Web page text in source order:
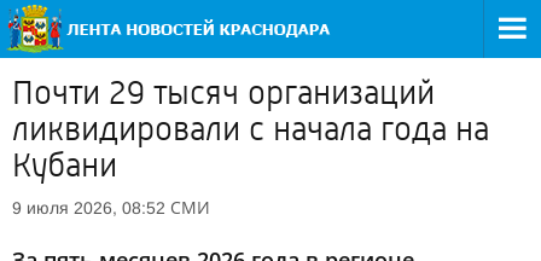
Почти 29 тысяч организаций
ликвидировали с начала года на
Кубани
9 июля 2026, 08:52 СМИ